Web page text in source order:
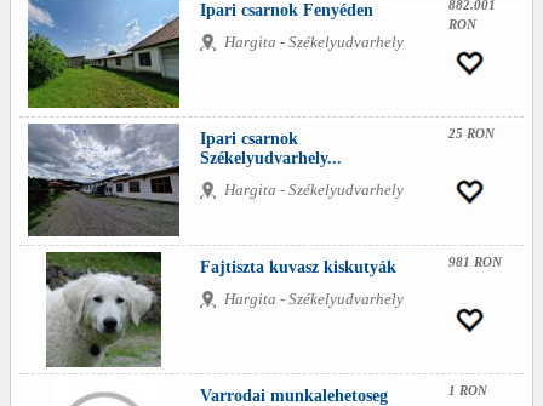
Ipari csarnok Fenyéden
Hargita - Székelyudvarhely
882.001
RON
Ipari csarnok
Székelyudvarhely...
Hargita - Székelyudvarhely
25 RON
Fajtiszta kuvasz kiskutyák
Hargita - Székelyudvarhely
981 RON
Varrodai munkalehetoseg
1 RON